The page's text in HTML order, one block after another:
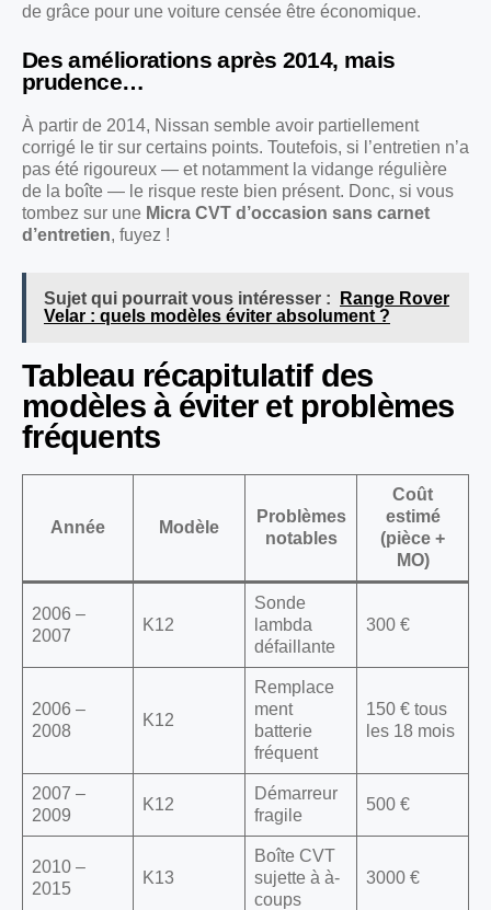
de grâce pour une voiture censée être économique.
Des améliorations après 2014, mais
prudence…
À partir de 2014, Nissan semble avoir partiellement
corrigé le tir sur certains points. Toutefois, si l’entretien n’a
pas été rigoureux — et notamment la vidange régulière
de la boîte — le risque reste bien présent. Donc, si vous
tombez sur une Micra CVT d’occasion sans carnet
d’entretien, fuyez !
Sujet qui pourrait vous intéresser :
Range Rover
Velar : quels modèles éviter absolument ?
Tableau récapitulatif des
modèles à éviter et problèmes
fréquents
Année Modèle
Problèmes
notables
Coût
estimé
(pièce +
MO)
2006 –
2007
K12
Sonde
lambda
défaillante
300 €
2006 –
2008
K12
Remplace
ment
batterie
fréquent
150 € tous
les 18 mois
2007 –
2009
K12
Démarreur
fragile
500 €
2010 –
2015
K13
Boîte CVT
sujette à à-
coups
3000 €